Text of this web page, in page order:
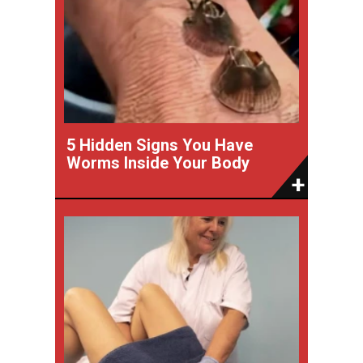
5 Hidden Signs You Have
Worms Inside Your Body